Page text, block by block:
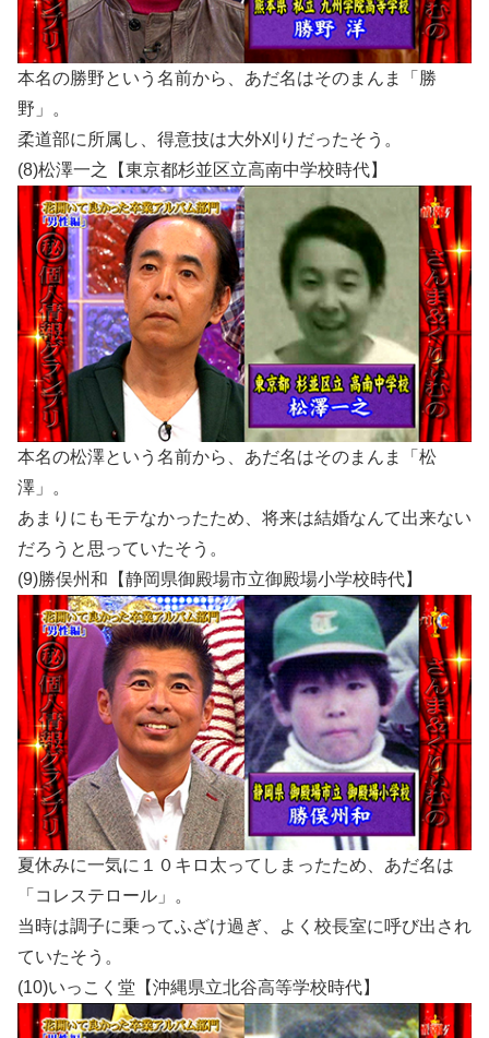
本名の勝野という名前から、あだ名はそのまんま「勝
野」。
柔道部に所属し、得意技は大外刈りだったそう。
(8)松澤一之【東京都杉並区立高南中学校時代】
本名の松澤という名前から、あだ名はそのまんま「松
澤」。
あまりにもモテなかったため、将来は結婚なんて出来ない
だろうと思っていたそう。
(9)勝俣州和【静岡県御殿場市立御殿場小学校時代】
夏休みに一気に１０キロ太ってしまったため、あだ名は
「コレステロール」。
当時は調子に乗ってふざけ過ぎ、よく校長室に呼び出され
ていたそう。
(10)いっこく堂【沖縄県立北谷高等学校時代】